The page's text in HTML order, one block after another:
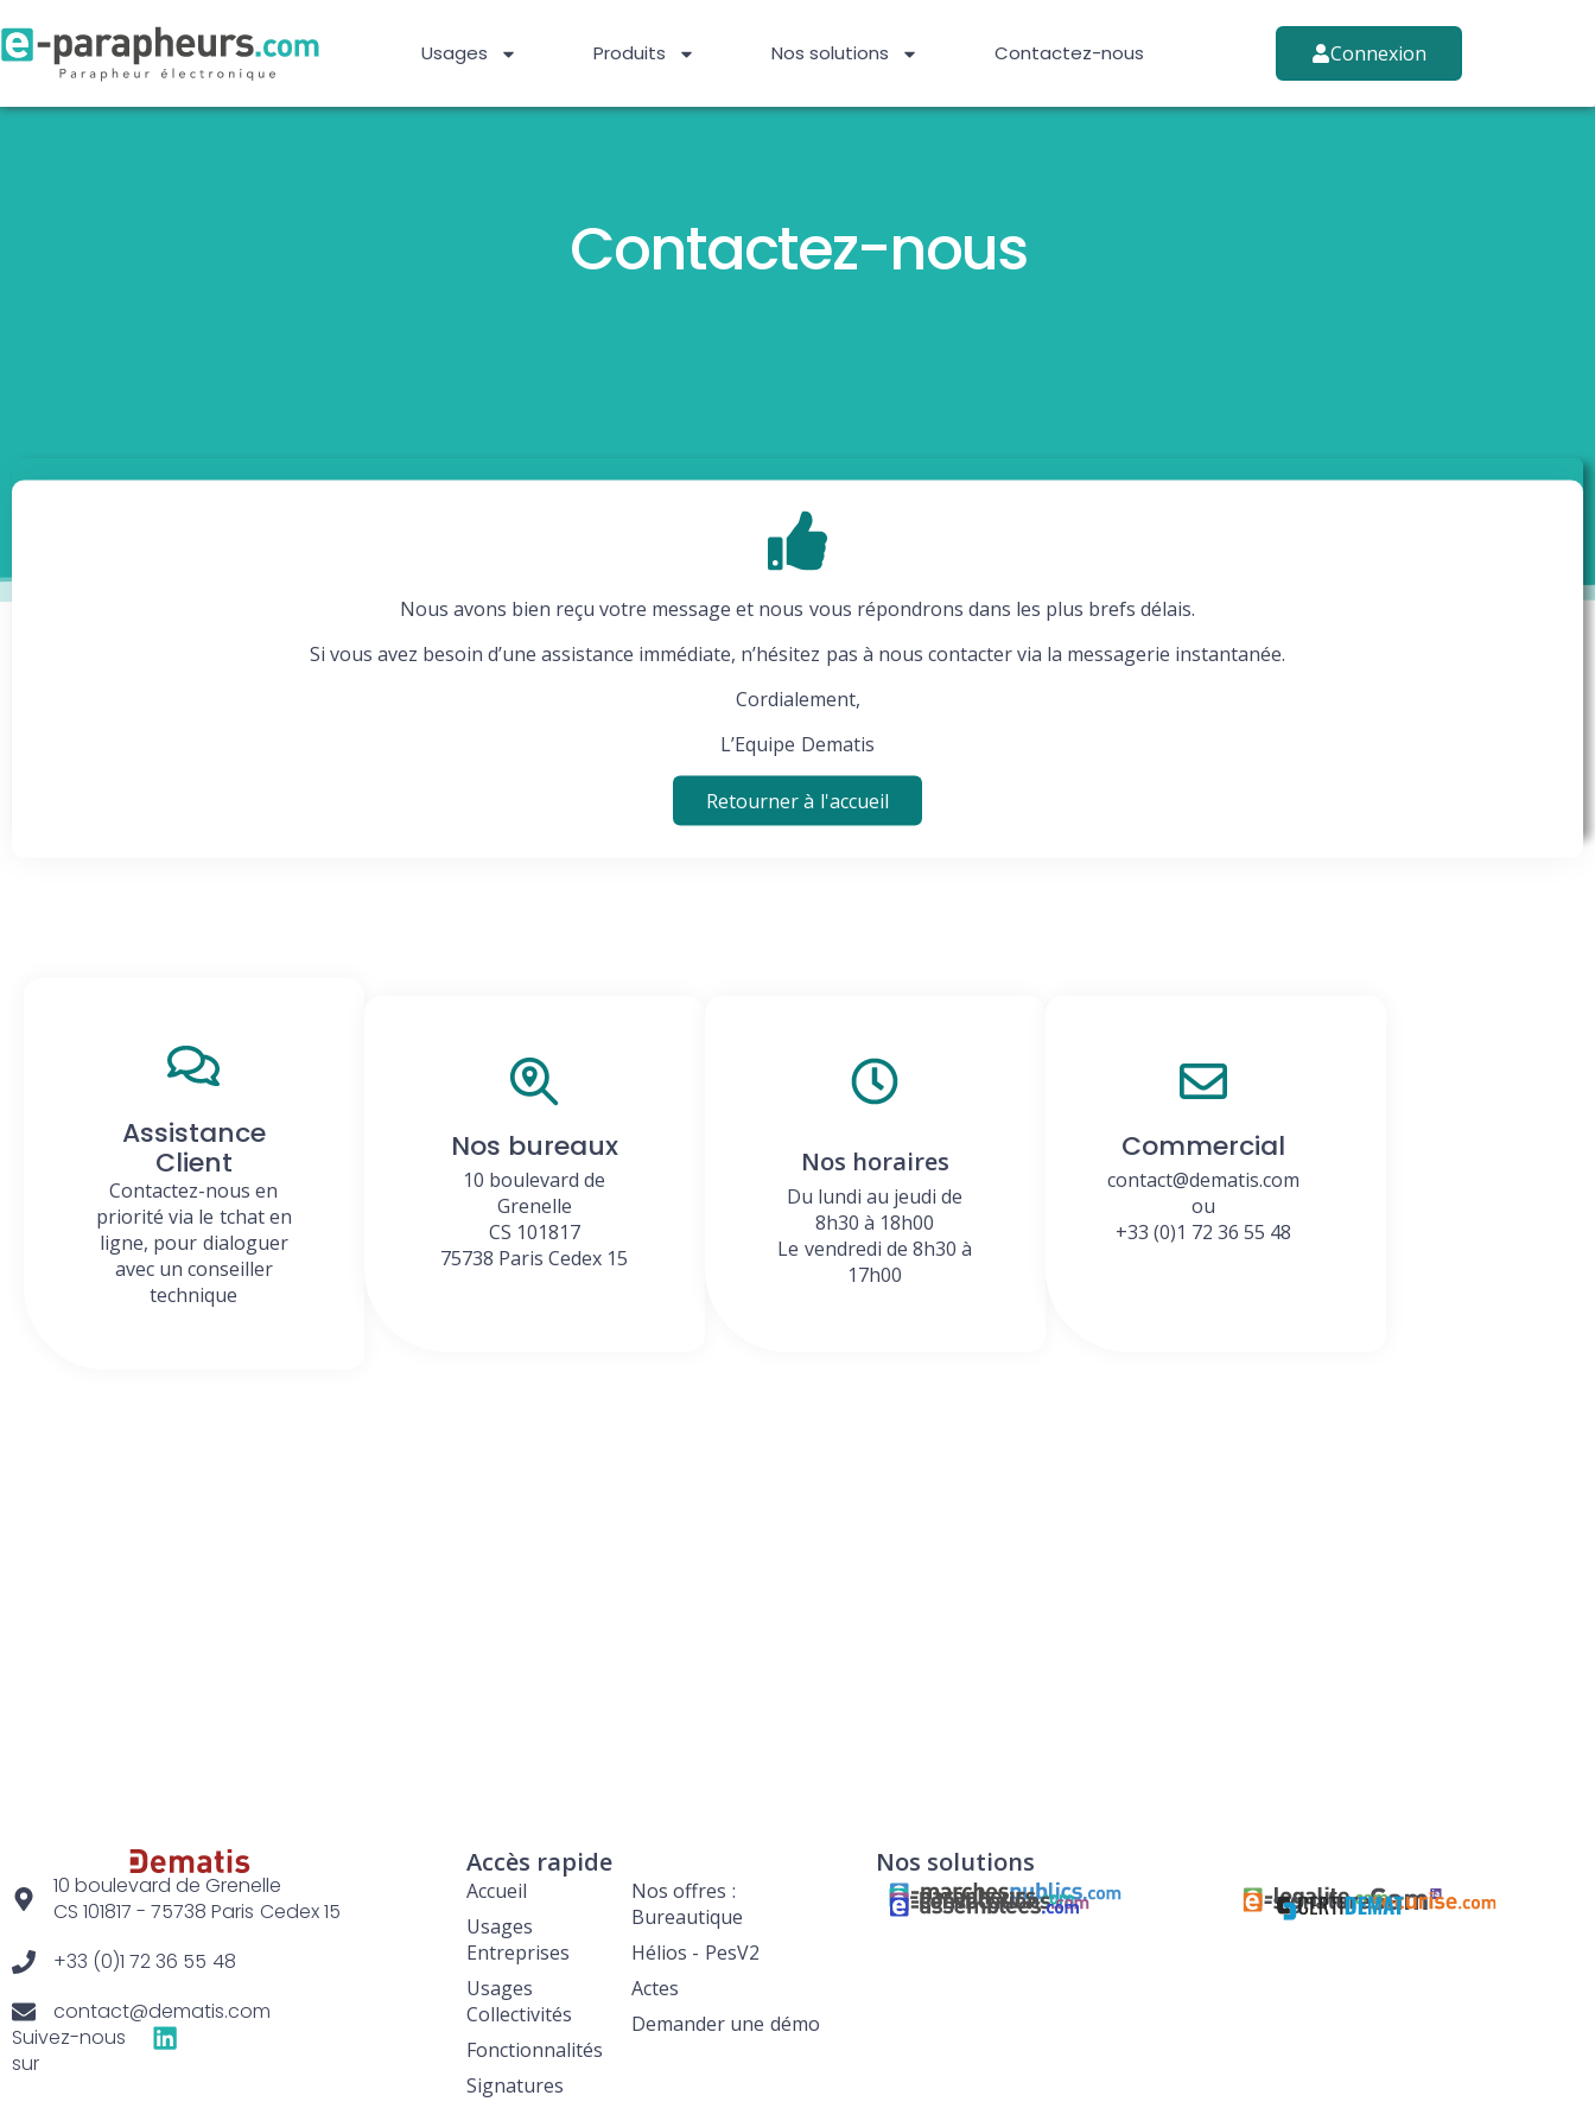
Usages Produits Nos solutions Contactez-nous Connexion
Contactez-nous
Nous avons bien reçu votre message et nous vous répondrons dans les plus brefs délais.
Si vous avez besoin d’une assistance immédiate, n’hésitez pas à nous contacter via la messagerie instantanée.
Cordialement,
L’Equipe Dematis
Retourner à l'accueil
Assistance
Client
Contactez-nous en
priorité via le tchat en
ligne, pour dialoguer
avec un conseiller
technique
Nos bureaux
10 boulevard de
Grenelle
CS 101817
75738 Paris Cedex 15
Nos horaires
Du lundi au jeudi de
8h30 à 18h00
Le vendredi de 8h30 à
17h00
Commercial
contact@dematis.com
ou
+33 (0)1 72 36 55 48
10 boulevard de Grenelle
CS 101817 - 75738 Paris Cedex 15
+33 (0)1 72 36 55 48
contact@dematis.com
Suivez-nous
sur
Accès rapide
Accueil
Usages
Entreprises
Usages
Collectivités
Fonctionnalités
Signatures
Nos offres :
Bureautique
Hélios - PesV2
Actes
Demander une démo
Nos solutions